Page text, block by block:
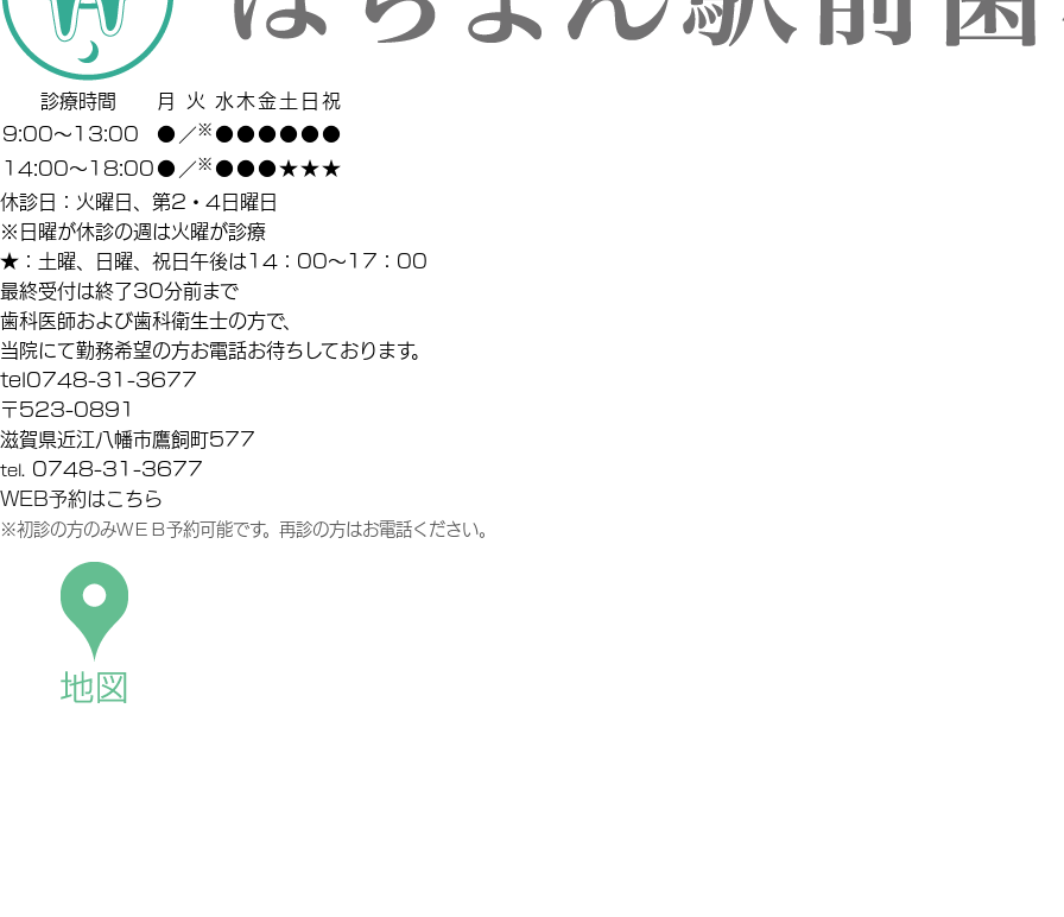
診療時間 月 火 水木金土 日祝
9:00～13:00
●／※ ●●●●●●
14:00～18:00●／※ ●●●★★★
休診日：火曜日、第2・4日曜日
※日曜が休診の週は火曜が診療
★：土曜、日曜、祝日午後は14：00～17：00
最終受付は終了30分前まで
歯科医師および歯科衛生士の方で、
当院にて勤務希望の方お電話お待ちしております。
tel0748-31-3677
〒523-0891
滋賀県近江八幡市鷹飼町577
tel. 0748-31-3677
WEB予約はこちら
※初診の方のみＷＥＢ予約可能です。再診の方はお電話ください。